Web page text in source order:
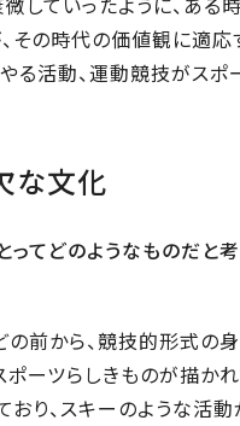
その時代の価値観に適応
活動、運動競技がスポ
な文化
てどのようなものだと考
前から、競技的形式の
ーツらしきものが描か
り、スキーのような活